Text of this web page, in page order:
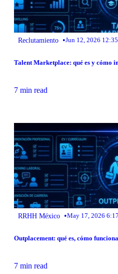
Reclutamiento •Jun 12, 2026
Talent Marketplace: qué es y cómo
7 min read
RRHH México •May 17, 2026
Outplacement: qué es, cómo
7 min read